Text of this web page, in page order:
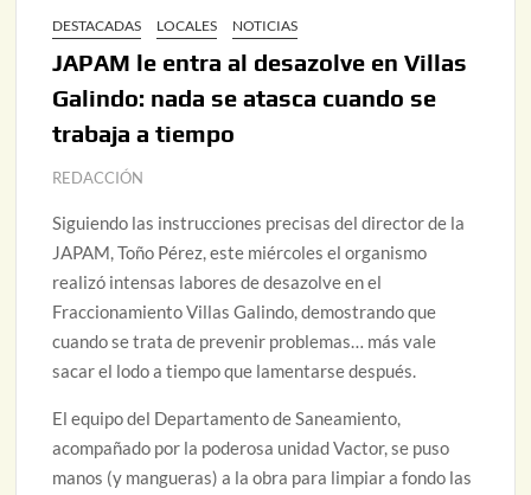
DESTACADAS LOCALES NOTICIAS
JAPAM le entra al desazolve en Villas
Galindo: nada se atasca cuando se
trabaja a tiempo
REDACCIÓN
Siguiendo las instrucciones precisas del director de la
JAPAM, Toño Pérez, este miércoles el organismo
realizó intensas labores de desazolve en el
Fraccionamiento Villas Galindo, demostrando que
cuando se trata de prevenir problemas… más vale
sacar el lodo a tiempo que lamentarse después.
El equipo del Departamento de Saneamiento,
acompañado por la poderosa unidad Vactor, se puso
manos (y mangueras) a la obra para limpiar a fondo las